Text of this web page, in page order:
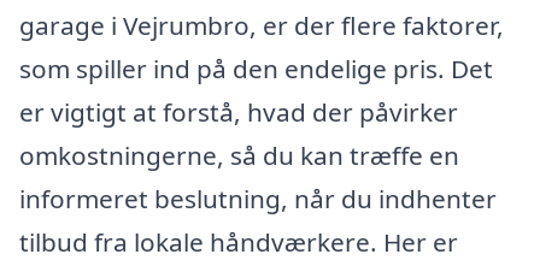
garage i Vejrumbro, er der flere faktorer,
som spiller ind på den endelige pris. Det
er vigtigt at forstå, hvad der påvirker
omkostningerne, så du kan træffe en
informeret beslutning, når du indhenter
tilbud fra lokale håndværkere. Her er